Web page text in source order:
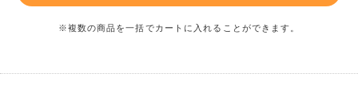
※複数の商品を一括でカートに入れることができます。